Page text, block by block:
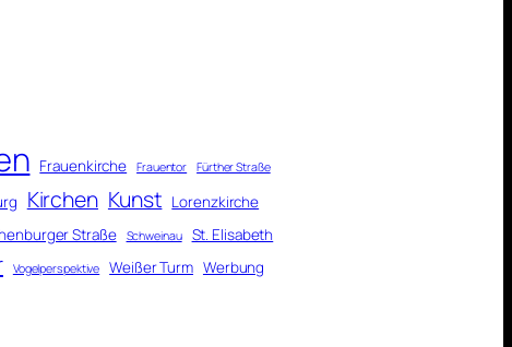
Frauenkirche Frauentor Fürther Straße
Kirchen Kunst Lorenzkirche
Straße Schweinau St. Elisabeth
Vogelperspektive Weißer Turm Werbung